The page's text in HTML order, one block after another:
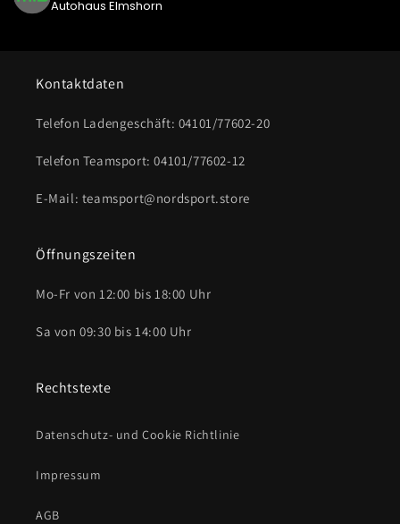
Autohaus Elmshorn
Kontaktdaten
Telefon Ladengeschäft: 04101/77602-20
Telefon Teamsport: 04101/77602-12
E-Mail: teamsport@nordsport.store
Öffnungszeiten
Mo-Fr von 12:00 bis 18:00 Uhr
Sa von 09:30 bis 14:00 Uhr
Rechtstexte
Datenschutz- und Cookie Richtlinie
Impressum
AGB